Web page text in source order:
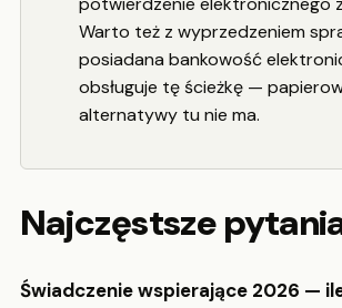
Warto też z wyprzedzeniem
posiadana bankowość
obsługuje tę ścieżkę —
alternatywy tu nie ma.
Najczęstsze
Świadczenie wspierające 2026 —